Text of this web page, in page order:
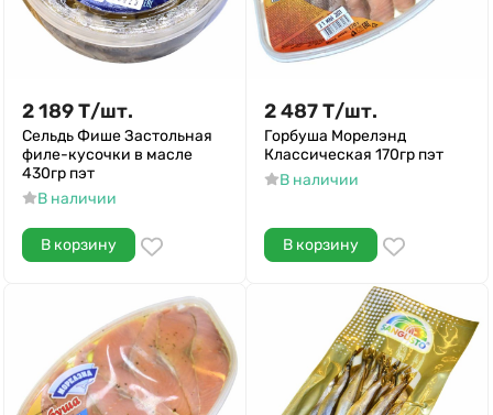
2 189Т/шт.
Сельдь Фише Застольная
филе-кусочки в масле
430гр пэт
В наличии
В корзину
2 487Т/шт.
Горбуша Морелэнд
Классическая 170гр пэт
В наличии
В корзину